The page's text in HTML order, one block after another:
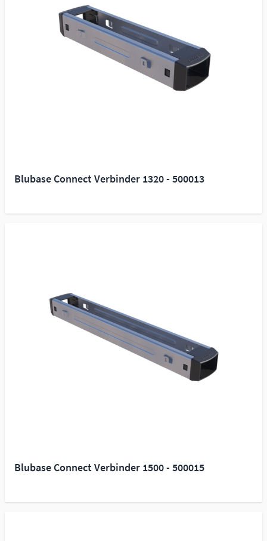
Blubase Connect Verbinder 1320 - 500013
Blubase Connect Verbinder 1500 - 500015